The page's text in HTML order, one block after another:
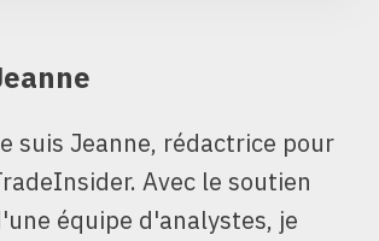
suis Jeanne, rédactrice pour
Avec le soutien
équipe d'analystes, je